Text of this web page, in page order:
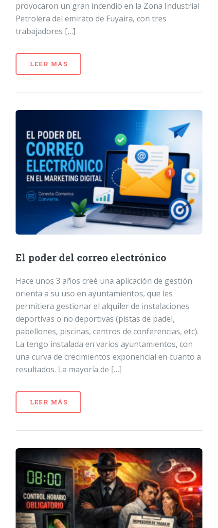
provocaron un gran incendio en la Zona Industrial
Petrolera del emirato de Fuyaira, con tres
trabajadores […]
LEER MÁS
El poder del correo electrónico
Hace unos 3 años creé una aplicación de gestión
orienta a su uso en ayuntamientos, que les
permitiera gestionar el alquiler de instalaciones
deportivas o no deportivas (pistas de padel,
pabellones, piscinas, centros de conferencias, etc).
La tengo instalada en varios ayuntamientos, con
una curva de crecimientos exponencial en cuanto a
resultados. La mayoría de […]
LEER MÁS